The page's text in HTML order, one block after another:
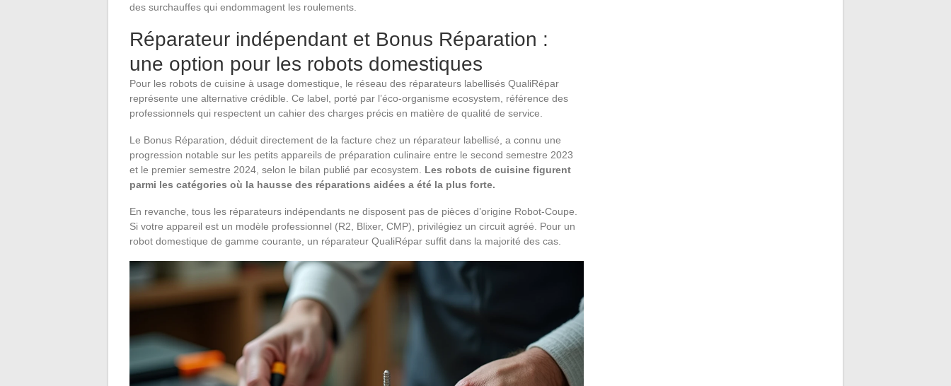
des surchauffes qui endommagent les roulements.
Réparateur indépendant et Bonus Réparation :
une option pour les robots domestiques
Pour les robots de cuisine à usage domestique, le réseau des réparateurs labellisés QualiRépar
représente une alternative crédible. Ce label, porté par l’éco-organisme ecosystem, référence des
professionnels qui respectent un cahier des charges précis en matière de qualité de service.
Le Bonus Réparation, déduit directement de la facture chez un réparateur labellisé, a connu une
progression notable sur les petits appareils de préparation culinaire entre le second semestre 2023
et le premier semestre 2024, selon le bilan publié par ecosystem. Les robots de cuisine figurent
parmi les catégories où la hausse des réparations aidées a été la plus forte.
En revanche, tous les réparateurs indépendants ne disposent pas de pièces d’origine Robot-Coupe.
Si votre appareil est un modèle professionnel (R2, Blixer, CMP), privilégiez un circuit agréé. Pour un
robot domestique de gamme courante, un réparateur QualiRépar suffit dans la majorité des cas.